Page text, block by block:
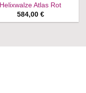
Helixwalze Atlas Rot
584,00 €